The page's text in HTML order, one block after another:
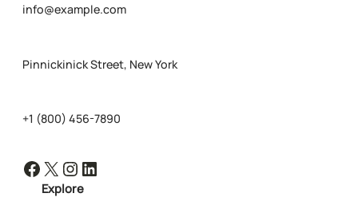
info@example.com
Pinnickinick Street, New York
+1 (800) 456-7890
Facebook X Instagram LinkedIn
Explore